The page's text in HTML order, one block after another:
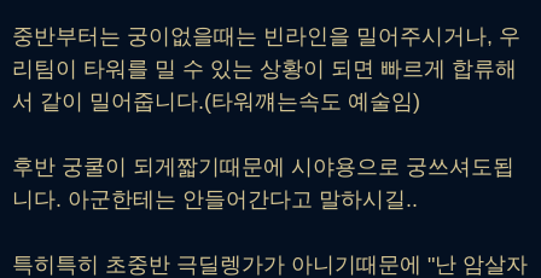
중반부터는 궁이없을때는 빈라인을 밀어주시거나, 우
리팀이 타워를 밀 수 있는 상황이 되면 빠르게 합류해
서 같이 밀어줍니다.(타워꺠는속도 예술임)
후반 궁쿨이 되게짧기때문에 시야용으로 궁쓰셔도됩
니다. 아군한테는 안들어간다고 말하시길..
특히특히 초중반 극딜렝가가 아니기때문에 "난 암살자